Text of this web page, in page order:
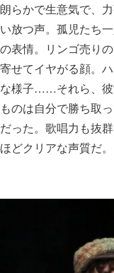
らかで生意気で、
放つ声。孤児たち
表情。リンゴ売り
せてイヤがる顔。
様子……それら、
のは自分で勝ち取
った。歌唱力も抜
どクリアな声質だ